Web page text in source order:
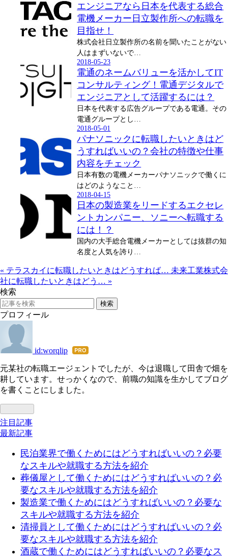
エンジニアなら日本を代表する総合
電機メーカー日立製作所への転職を
目指せ！
株式会社日立製作所の名前を聞いたことがない
人はまずいないで…
2018-05-23
電通のネームバリューを活かしてIT
コンサルティング！電通デジタルで
エンジニアとして活躍するには？
日本を代表する広告グループである電通。その
電通グループとし…
2018-05-01
パナソニックに転職したいときはど
うすればいいの？会社の特徴や仕事
内容をチェック
日本有数の電機メーカーパナソニックで働くに
はどのようなこと…
2018-04-15
日本の製造業をリードするエクセレ
ントカンパニー、ソニーへ転職する
には！？
国内の大手総合電機メーカーとしては抜群の知
名度と人気を誇り…
« テラスカイに転職したいときはどうすれば… 未来工業株式会
社に転職したいときはどう… »
検索
プロフィール
id:worqlip はて
ログ
Pro
元某社の転職エージェントでしたが、今は退職して田舎で畑を
耕しています。せっかくなので、前職の知識を生かしてブログ
を書くことにしました。
注目記事
最新記事
民泊業界で働くためにはどうすればいいの？必要
なスキルや就職する方法を紹介
葬儀屋として働くためにはどうすればいいの？必
要なスキルや就職する方法を紹介
製造業で働くためにはどうすればいいの？必要な
スキルや就職する方法を紹介
清掃員として働くためにはどうすればいいの？必
要なスキルや就職する方法を紹介
酒蔵で働くためにはどうすればいいの？必要なス